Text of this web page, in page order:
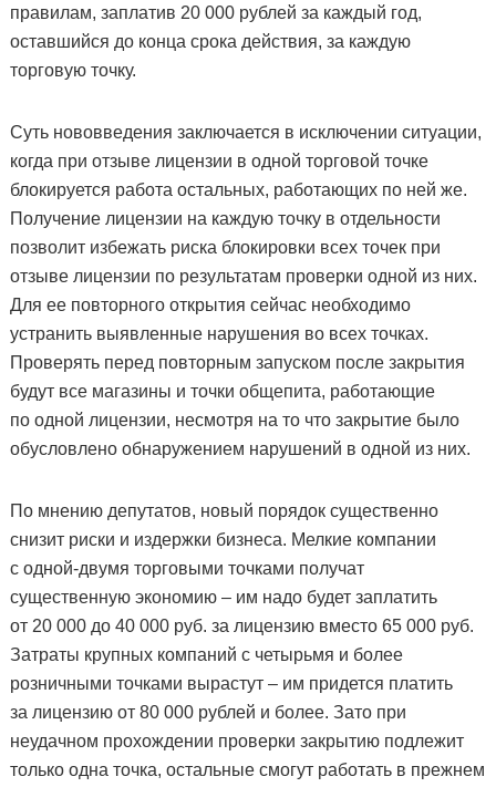
правилам, заплатив 20 000 рублей за каждый год,
оставшийся до конца срока действия, за каждую
торговую точку.
Суть нововведения заключается в исключении ситуации,
когда при отзыве лицензии в одной торговой точке
блокируется работа остальных, работающих по ней же.
Получение лицензии на каждую точку в отдельности
позволит избежать риска блокировки всех точек при
отзыве лицензии по результатам проверки одной из них.
Для ее повторного открытия сейчас необходимо
устранить выявленные нарушения во всех точках.
Проверять перед повторным запуском после закрытия
будут все магазины и точки общепита, работающие
по одной лицензии, несмотря на то что закрытие было
обусловлено обнаружением нарушений в одной из них.
По мнению депутатов, новый порядок существенно
снизит риски и издержки бизнеса. Мелкие компании
с одной-двумя торговыми точками получат
существенную экономию – им надо будет заплатить
от 20 000 до 40 000 руб. за лицензию вместо 65 000 руб.
Затраты крупных компаний с четырьмя и более
розничными точками вырастут – им придется платить
за лицензию от 80 000 рублей и более. Зато при
неудачном прохождении проверки закрытию подлежит
только одна точка, остальные смогут работать в прежнем